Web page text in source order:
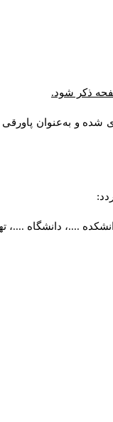
ذکر شود.
شده و به‌عنوان
....، دانشگاه ....،